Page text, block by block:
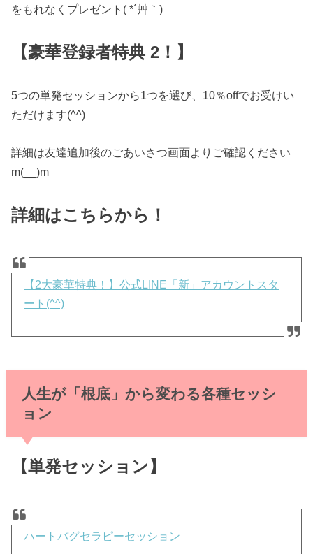
をもれなくプレゼント( *´艸｀)
【豪華登録者特典 2！】
5つの単発セッションから1つを選び、10％offでお受けい
ただけます(^^)
詳細は友達追加後のごあいさつ画面よりご確認ください
m(__)m
詳細はこちらから！
【2大豪華特典！】公式LINE「新」アカウントスタ
ート(^^)
人生が「根底」から変わる各種セッシ
ョン
【単発セッション】
ハートバグセラピーセッション